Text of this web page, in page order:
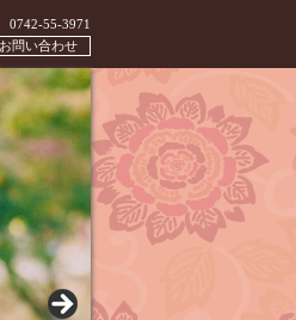
55-3971
お問い合わせ